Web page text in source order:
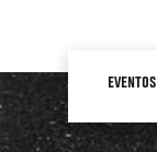
contenido
principal
navigation
EVENTOS